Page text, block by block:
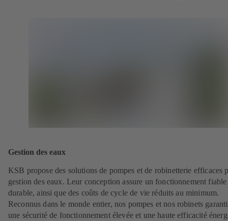
Gestion des eaux
KSB propose des solutions de pompes et de robinetterie efficaces
gestion des eaux. Leur conception assure un fonctionnement fiable
durable, ainsi que des coûts de cycle de vie réduits au minimum.
Reconnus dans le monde entier, nos pompes et nos robinets
une sécurité de fonctionnement élevée et une haute efficacité